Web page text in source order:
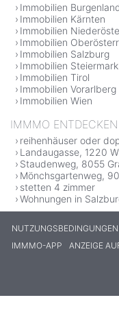
Immobilien
Immobilien Kärnten
Immobilien
Immobilien
Immobilien Salzburg
Immobilien Steiermark
Immobilien Tirol
Immobilien Vorarlberg
Immobilien Wien
IMMMO ENTDECKEN
reihenhäuser oder
Landaugasse, 1220
Staudenweg, 8055
Mönchsgartenweg,
stetten 4 zimmer
Wohnungen in
NUTZUNGSBEDINGUNGEN
IMMMO-APP
ANZEIGE